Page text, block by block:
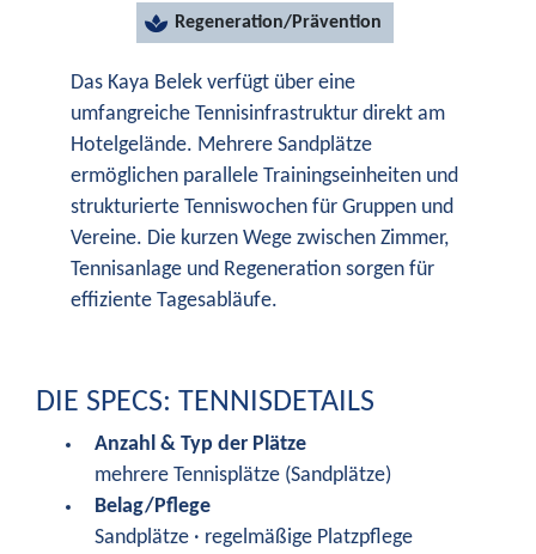
Regeneration/Prävention
Das Kaya Belek verfügt über eine
umfangreiche Tennisinfrastruktur direkt am
Hotelgelände. Mehrere Sandplätze
ermöglichen parallele Trainingseinheiten und
strukturierte Tenniswochen für Gruppen und
Vereine. Die kurzen Wege zwischen Zimmer,
Tennisanlage und Regeneration sorgen für
effiziente Tagesabläufe.
DIE SPECS: TENNISDETAILS
Anzahl & Typ der Plätze
mehrere Tennisplätze (Sandplätze)
Belag/Pflege
Sandplätze · regelmäßige Platzpflege